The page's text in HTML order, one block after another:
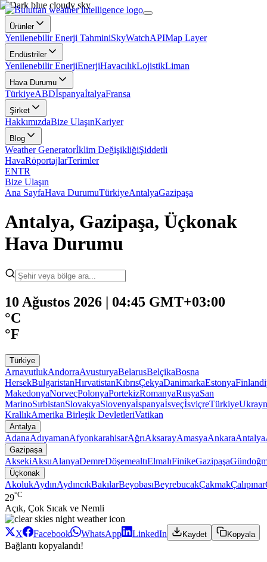
Ürünler
Yenilenebilir Enerji TahminiSkyWatchAPIMap Layer
Endüstriler
Yenilenebilir EnerjiEnerjiHavacılıkLojistikLiman
Hava Durumu
TürkiyeABDİspanyaİtalyaFransa
Şirket
HakkımızdaBize UlaşınKariyer
Blog
Weather Generatorİklim DeğişikliğiŞiddetli
HavaRöportajlarTerimler
ENTR
Bize Ulaşın
Ana SayfaHava DurumuTürkiyeAntalyaGazipaşa
Antalya, Gazipaşa, Üçkonak
Hava Durumu
10 Ağustos 2026 | 04:45 GMT+03:00
°C
°F
Türkiye
ArnavutlukAndorraAvusturyaBelarusBelçikaBosna
HersekBulgaristanHırvatistanKıbrısÇekyaDanimarkaEstonya
MakedonyaNorveçPolonyaPortekizRomanyaRusyaSan
MarinoSırbistanSlovakyaSlovenyaİspanyaİsveçİsviçreTürkiye
KrallıkAmerika Birleşik DevletleriVatikan
Antalya
AdanaAdıyamanAfyonkarahisarAğrıAksarayAmasyaAnkaraAntalya
Gazipaşa
AksekiAksuAlanyaDemreDöşemealtıElmalıFinikeGazipaşa
Üçkonak
AkolukAydınAydıncıkBakılarBeyobasıBeyrebucakÇakmakÇalıpınar
29°C
Açık, Çok Sıcak ve Nemli
X Facebook WhatsApp LinkedIn Kaydet Kopyala
Bağlantı kopyalandı!